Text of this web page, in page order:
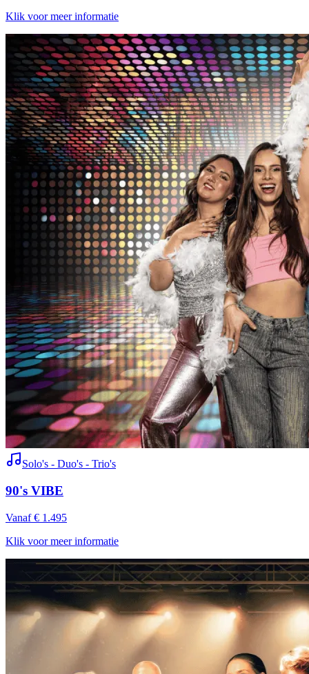
Klik voor meer informatie
Solo's - Duo's - Trio's
90's VIBE
Vanaf € 1.495
Klik voor meer informatie